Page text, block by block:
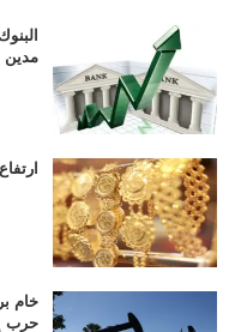
مدين
ارتفاع
خام
حرب